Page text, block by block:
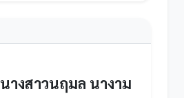
นางสาวนฤมล นางาม